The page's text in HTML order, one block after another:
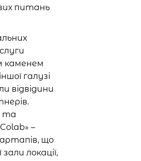
питань
каменем
галузі
відвідини
та
–
що
локації,